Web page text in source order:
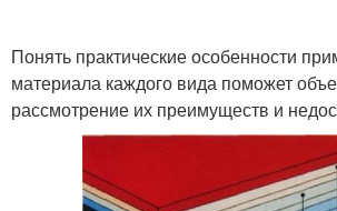
Понять практические особенности
материала каждого вида поможет
рассмотрение их преимуществ и